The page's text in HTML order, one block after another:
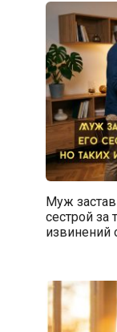
Муж
сестрой за
извинений